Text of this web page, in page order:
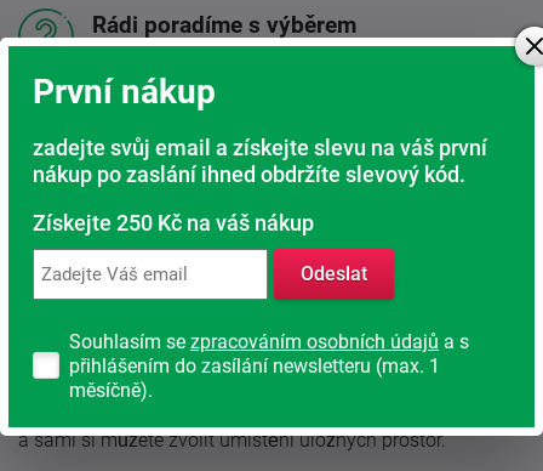
Rádi poradíme s výběrem
Rodinná firma
S tradicí od roku 1991
Popis produktu
Studentská postel Oto s úložným prostorem a nočním
Postel Oto je vysoká a pohodlná postel nejen pro studenty.
Nabízí úložné prostory v podobě pojízdných šuplíků a
a sami si můžete zvolit umístění úložných prostor.
První nákup
zadejte svůj email a získejte slevu na váš první
nákup po zaslání ihned obdržíte slevový kód.
Získejte 250 Kč na váš nákup
Odeslat
Souhlasím se zpracováním osobních údajů a s
přihlášením do zasílání newsletteru (max. 1
měsíčně).